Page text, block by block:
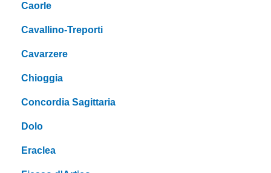
Caorle
Cavallino-Treporti
Cavarzere
Chioggia
Concordia Sagittaria
Dolo
Eraclea